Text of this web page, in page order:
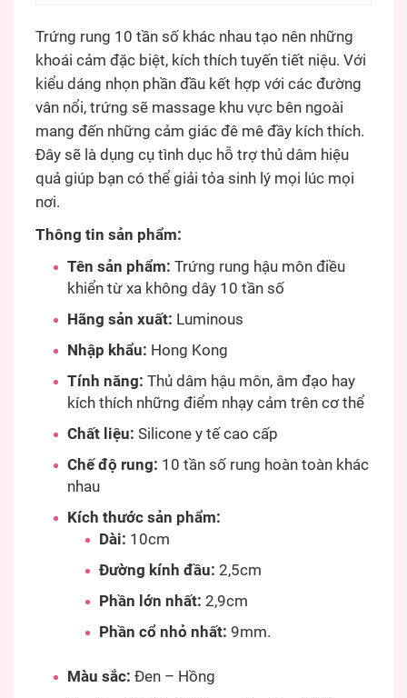
Trứng rung 10 tần số khác nhau tạo nên những
khoái cảm đặc biệt, kích thích tuyến tiết niệu. Với
kiểu dáng nhọn phần đầu kết hợp với các đường
vân nổi, trứng sẽ massage khu vực bên ngoài
mang đến những cảm giác đê mê đầy kích thích.
Đây sẽ là dụng cụ tình dục hỗ trợ thủ dâm hiệu
quả giúp bạn có thể giải tỏa sinh lý mọi lúc mọi
nơi.
Thông tin sản phẩm:
Tên sản phẩm: Trứng rung hậu môn điều
khiển từ xa không dây 10 tần số
Hãng sản xuất: Luminous
Nhập khẩu: Hong Kong
Tính năng: Thủ dâm hậu môn, âm đạo hay
kích thích những điểm nhạy cảm trên cơ thể
Chất liệu: Silicone y tế cao cấp
Chế độ rung: 10 tần số rung hoàn toàn khác
nhau
Kích thước sản phẩm:
Dài: 10cm
Đường kính đầu: 2,5cm
Phần lớn nhất: 2,9cm
Phần cổ nhỏ nhất: 9mm.
Màu sắc: Đen – Hồng